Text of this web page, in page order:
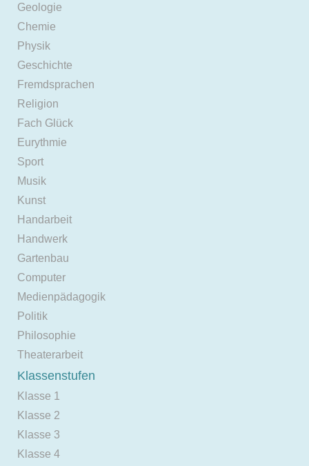
Geologie
Chemie
Physik
Geschichte
Fremdsprachen
Religion
Fach Glück
Eurythmie
Sport
Musik
Kunst
Handarbeit
Handwerk
Gartenbau
Computer
Medienpädagogik
Politik
Philosophie
Theaterarbeit
Klassenstufen
Klasse 1
Klasse 2
Klasse 3
Klasse 4